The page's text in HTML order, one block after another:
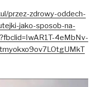
przez-zdrowy-oddech-
jako-sposob-na-
4eMbNv-